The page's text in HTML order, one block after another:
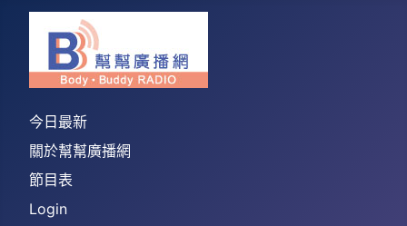
今日最新
關於幫幫廣播網
節目表
Login